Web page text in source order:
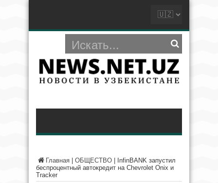
Главная ОБЩЕСТВО
InfinBANK запустил
беспроцентный автокредит на Chevrolet Onix и
Tracker